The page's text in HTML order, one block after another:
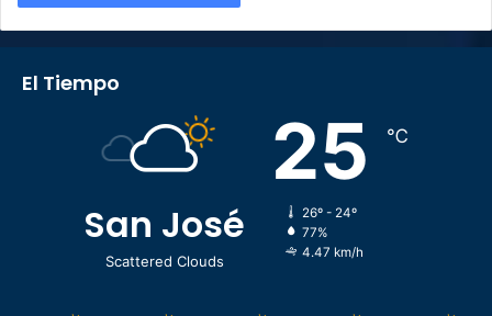
El Tiempo
San José
Scattered Clouds
25 ℃
26º - 24º
77%
4.47 km/h